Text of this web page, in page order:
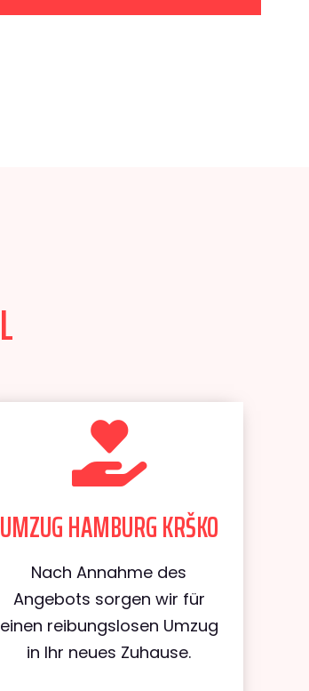
UMZUG HAMBURG KRŠKO
Nach Annahme des
Angebots sorgen wir für
einen reibungslosen Umzug
in Ihr neues Zuhause.